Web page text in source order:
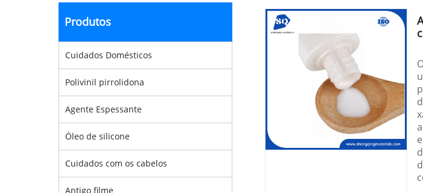
Produtos
Cuidados Domésticos
Polivinil pirrolidona
Agente Espessante
Óleo de silicone
Cuidados com os cabelos
Antigo filme